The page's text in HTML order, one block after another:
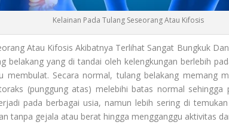
Kelainan Pada Tulang Seseorang Atau Kifosis
Atau Kifosis Akibatnya Terlihat Sangat Bungkuk
belakang yang di tandai oleh kelengkungan berlebih
membulat. Secara normal, tulang belakang memang
(punggung atas) melebihi batas normal
pada berbagai usia, namun lebih sering di
tanpa gejala atau berat hingga mengganggu aktivitas